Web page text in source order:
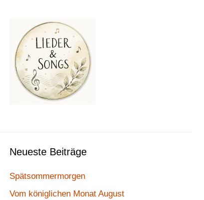
Neueste Beiträge
Spätsommermorgen
Vom königlichen Monat August